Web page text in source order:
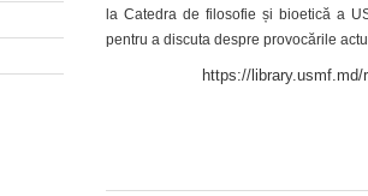
la Catedra de filosofie și bioetică a
pentru a discuta despre provocările
https://library.usmf.md/